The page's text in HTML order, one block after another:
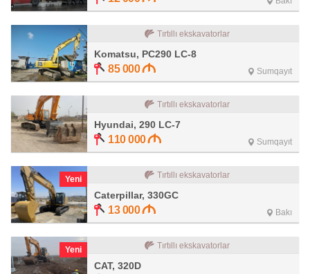
Tırtıllı ekskavatorlar
Komatsu, PC290 LC-8
85 000 Sumqayıt
Tırtıllı ekskavatorlar
Hyundai, 290 LC-7
110 000 Sumqayıt
Yeni Tırtıllı ekskavatorlar
Caterpillar, 330GC
13 000 Bakı
Yeni Tırtıllı ekskavatorlar
CAT, 320D